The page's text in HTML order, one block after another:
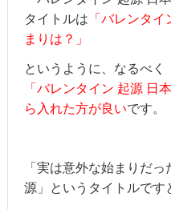
タイトルは 「バレンタ
まりは？」
というように、なるべく
「バレンタイン 起源 日
ら入れた方が良いです。
「実は意外な始まりだ
源」というタイトルです